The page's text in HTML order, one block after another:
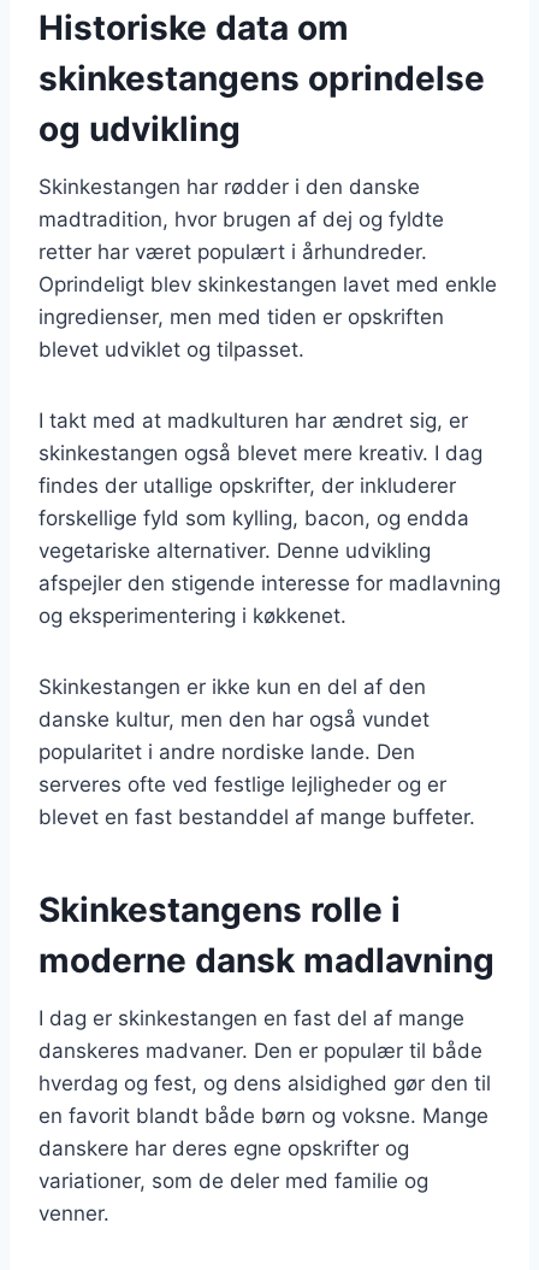
Historiske data om
skinkestangens oprindelse
og udvikling
Skinkestangen har rødder i den danske
madtradition, hvor brugen af dej og fyldte
retter har været populært i århundreder.
Oprindeligt blev skinkestangen lavet med enkle
ingredienser, men med tiden er opskriften
blevet udviklet og tilpasset.
I takt med at madkulturen har ændret sig, er
skinkestangen også blevet mere kreativ. I dag
findes der utallige opskrifter, der inkluderer
forskellige fyld som kylling, bacon, og endda
vegetariske alternativer. Denne udvikling
afspejler den stigende interesse for madlavning
og eksperimentering i køkkenet.
Skinkestangen er ikke kun en del af den
danske kultur, men den har også vundet
popularitet i andre nordiske lande. Den
serveres ofte ved festlige lejligheder og er
blevet en fast bestanddel af mange buffeter.
Skinkestangens rolle i
moderne dansk madlavning
I dag er skinkestangen en fast del af mange
danskeres madvaner. Den er populær til både
hverdag og fest, og dens alsidighed gør den til
en favorit blandt både børn og voksne. Mange
danskere har deres egne opskrifter og
variationer, som de deler med familie og
venner.